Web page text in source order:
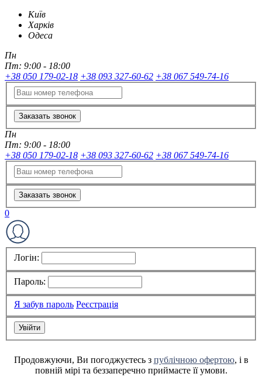
Київ
Харків
Одеса
Пн
Пт: 9:00 - 18:00
+38 050 179-02-18 +38 093 327-60-62 +38 067 549-74-16
Заказать звонок
Пн
Пт: 9:00 - 18:00
+38 050 179-02-18 +38 093 327-60-62 +38 067 549-74-16
Заказать звонок
0
Логін:
Пароль:
Я забув пароль Реєстрація
Продовжуючи, Ви погоджуєтесь з публічною офертою, і в
повній мірі та беззаперечно приймаєте її умови.